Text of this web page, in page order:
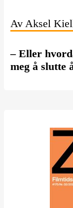
Av Aksel
– Eller
meg å slutte